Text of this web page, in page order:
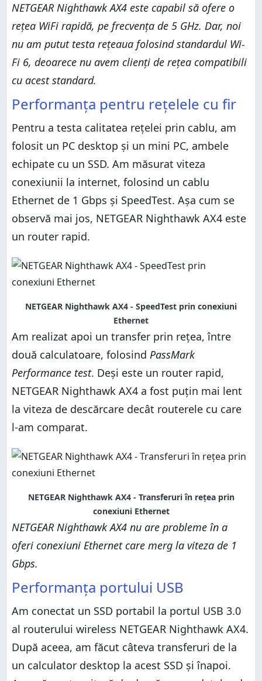
NETGEAR Nighthawk AX4 este capabil să ofere o
rețea WiFi rapidă, pe frecvența de 5 GHz. Dar, noi
nu am putut testa rețeaua folosind standardul Wi-
Fi 6, deoarece nu avem clienți de rețea compatibili
cu acest standard.
Performanța pentru rețelele cu fir
Pentru a testa calitatea rețelei prin cablu, am
folosit un PC desktop și un mini PC, ambele
echipate cu un SSD. Am măsurat viteza
conexiunii la internet, folosind un cablu
Ethernet de 1 Gbps și SpeedTest. Așa cum se
observă mai jos, NETGEAR Nighthawk AX4 este
un router rapid.
NETGEAR Nighthawk AX4 - SpeedTest prin conexiuni
Ethernet
Am realizat apoi un transfer prin rețea, între
două calculatoare, folosind PassMark
Performance test. Deși este un router rapid,
NETGEAR Nighthawk AX4 a fost puțin mai lent
la viteza de descărcare decât routerele cu care
l-am comparat.
NETGEAR Nighthawk AX4 - Transferuri în rețea prin
conexiuni Ethernet
NETGEAR Nighthawk AX4 nu are probleme în a
oferi conexiuni Ethernet care merg la viteza de 1
Gbps.
Performanța portului USB
Am conectat un SSD portabil la portul USB 3.0
al routerului wireless NETGEAR Nighthawk AX4.
După aceea, am făcut câteva transferuri de la
un calculator desktop la acest SSD și înapoi.